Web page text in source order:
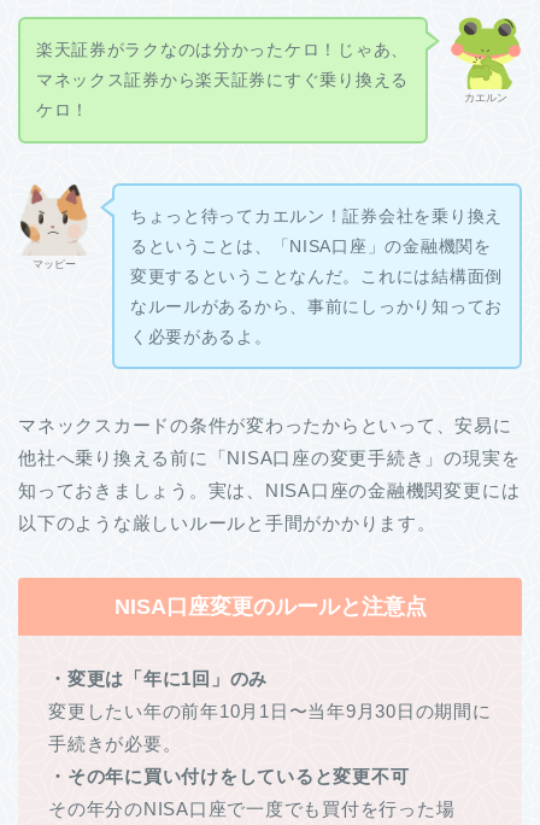
カエルン
楽天証券がラクなのは分かったケロ！じゃあ、
マネックス証券から楽天証券にすぐ乗り換える
ケロ！
マッピー
ちょっと待ってカエルン！証券会社を乗り換え
るということは、「NISA口座」の金融機関を
変更するということなんだ。これには結構面倒
なルールがあるから、事前にしっかり知ってお
く必要があるよ。
マネックスカードの条件が変わったからといって、安易に
他社へ乗り換える前に「NISA口座の変更手続き」の現実を
知っておきましょう。実は、NISA口座の金融機関変更には
以下のような厳しいルールと手間がかかります。
NISA口座変更のルールと注意点
・変更は「年に1回」のみ
変更したい年の前年10月1日〜当年9月30日の期間に
手続きが必要。
・その年に買い付けをしていると変更不可
その年分のNISA口座で一度でも買付を行った場